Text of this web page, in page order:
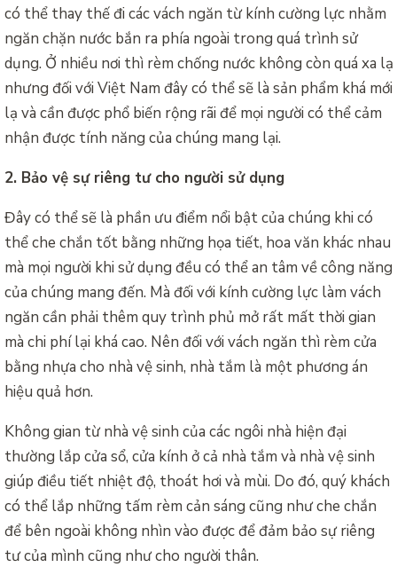
có thể thay thế đi các vách ngăn từ kính cường lực nhằm
ngăn chặn nước bắn ra phía ngoài trong quá trình sử
dụng. Ở nhiều nơi thì rèm chống nước không còn quá xa lạ
nhưng đối với Việt Nam đây có thể sẽ là sản phẩm khá mới
lạ và cần được phổ biến rộng rãi để mọi người có thể cảm
nhận được tính năng của chúng mang lại.
2. Bảo vệ sự riêng tư cho người sử dụng
Đây có thể sẽ là phần ưu điểm nổi bật của chúng khi có
thể che chắn tốt bằng những họa tiết, hoa văn khác nhau
mà mọi người khi sử dụng đều có thể an tâm về công năng
của chúng mang đến. Mà đối với kính cường lực làm vách
ngăn cần phải thêm quy trình phủ mở rất mất thời gian
mà chi phí lại khá cao. Nên đối với vách ngăn thì rèm cửa
bằng nhựa cho nhà vệ sinh, nhà tắm là một phương án
hiệu quả hơn.
Không gian từ nhà vệ sinh của các ngôi nhà hiện đại
thường lắp cửa sổ, cửa kính ở cả nhà tắm và nhà vệ sinh
giúp điều tiết nhiệt độ, thoát hơi và mùi. Do đó, quý khách
có thể lắp những tấm rèm cản sáng cũng như che chắn
để bên ngoài không nhìn vào được để đảm bảo sự riêng
tư của mình cũng như cho người thân.